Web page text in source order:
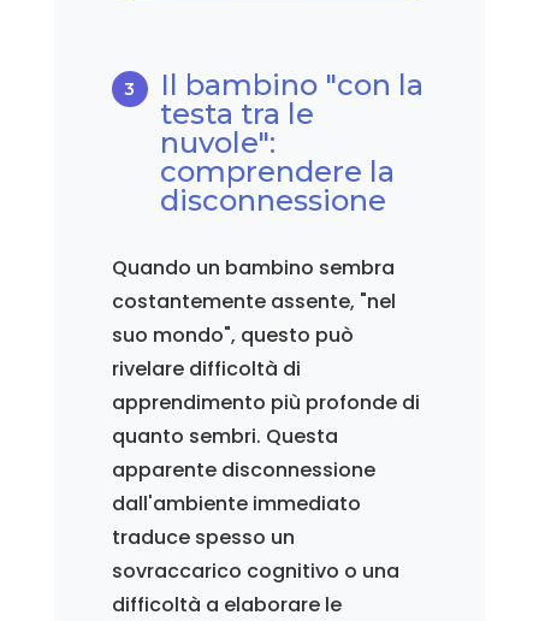
Il bambino "con la
testa tra le
nuvole":
comprendere la
disconnessione
Quando un bambino sembra
costantemente assente, "nel
suo mondo", questo può
rivelare difficoltà di
apprendimento più profonde di
quanto sembri. Questa
apparente disconnessione
dall'ambiente immediato
traduce spesso un
sovraccarico cognitivo o una
difficoltà a elaborare le